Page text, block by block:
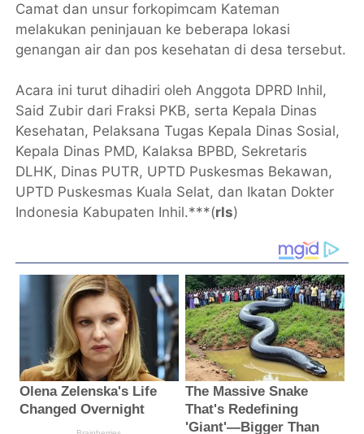
Camat dan unsur forkopimcam Kateman
melakukan peninjauan ke beberapa lokasi
genangan air dan pos kesehatan di desa tersebut.
Acara ini turut dihadiri oleh Anggota DPRD Inhil,
Said Zubir dari Fraksi PKB, serta Kepala Dinas
Kesehatan, Pelaksana Tugas Kepala Dinas Sosial,
Kepala Dinas PMD, Kalaksa BPBD, Sekretaris
DLHK, Dinas PUTR, UPTD Puskesmas Bekawan,
UPTD Puskesmas Kuala Selat, dan Ikatan Dokter
Indonesia Kabupaten Inhil.***(rls)